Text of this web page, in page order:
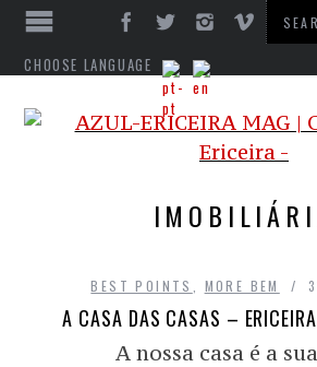
CHOOSE LANGUAGE
BEST POINTS MORE BEM
A CASA DAS CASAS –
A nossa casa é a